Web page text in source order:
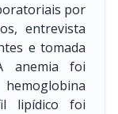
por
entrevista
e tomada
anemia foi
lipídico foi